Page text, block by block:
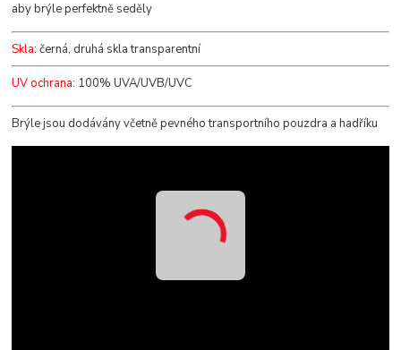
aby brýle perfektně seděly
Skla: černá, druhá skla transparentní
UV ochrana: 100% UVA/UVB/UVC
Brýle jsou dodávány včetně pevného transportního pouzdra a hadříku